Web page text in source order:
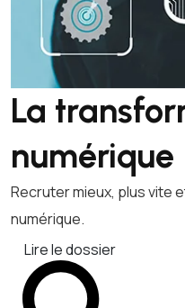
La
numérique
Recruter mieux, plus vite
numérique.
Lire le dossier